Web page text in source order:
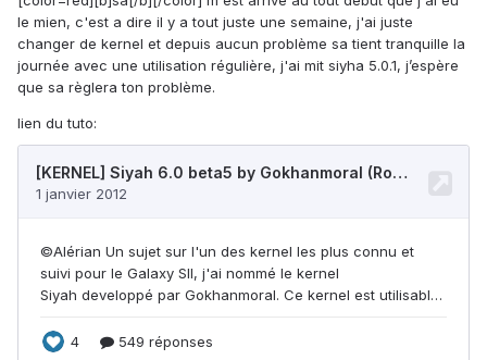
le mien, c'est a dire il y a tout juste une semaine, j'ai juste
changer de kernel et depuis aucun problème sa tient tranquille la
journée avec une utilisation régulière, j'ai mit siyha 5.0.1, j’espère
que sa règlera ton problème.
lien du tuto: